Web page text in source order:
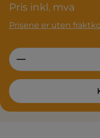
Pris inkl. mva
Prisene er uten
Product